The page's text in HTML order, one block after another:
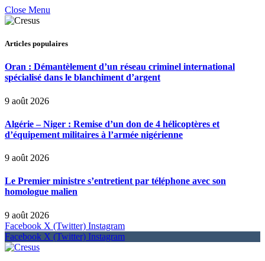
Close Menu
Articles populaires
Oran : Démantèlement d’un réseau criminel international
spécialisé dans le blanchiment d’argent
9 août 2026
Algérie – Niger : Remise d’un don de 4 hélicoptères et
d’équipement militaires à l’armée nigérienne
9 août 2026
Le Premier ministre s’entretient par téléphone avec son
homologue malien
9 août 2026
Facebook X (Twitter) Instagram
Facebook X (Twitter) Instagram